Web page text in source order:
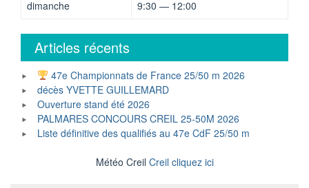
dimanche
9:30 — 12:00
Articles récents
47e Championnats de France 25/50 m 2026
décès YVETTE GUILLEMARD
Ouverture stand été 2026
PALMARES CONCOURS CREIL 25-50M 2026
Liste définitive des qualifiés au 47e CdF 25/50 m
Météo Creil Creil cliquez ici